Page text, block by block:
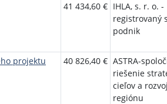
41 434,60 € IHLA, s. r. o. -
registrovaný
podnik
projektu
40 826,40 € ASTRA-
riešenie
cieľov a
regiónu